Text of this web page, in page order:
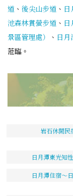
道 、 後尖山步道 、
池森林賞螢步道 、 日
景區管理處）
、 日
蒞臨。
岩石休閒民
日月潭東光知
日月潭住宿～